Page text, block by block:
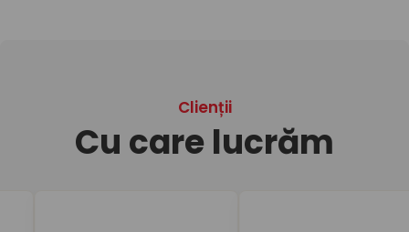
Clienții
Cu carelucrăm